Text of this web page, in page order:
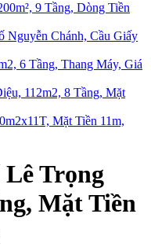
9 Tầng, Dòng Tiền
Nguyễn Chánh, Cầu Giấy
6 Tầng, Thang Máy, Giá
112m2, 8 Tầng, Mặt
Mặt Tiền 11m,
Trọng
Mặt Tiền